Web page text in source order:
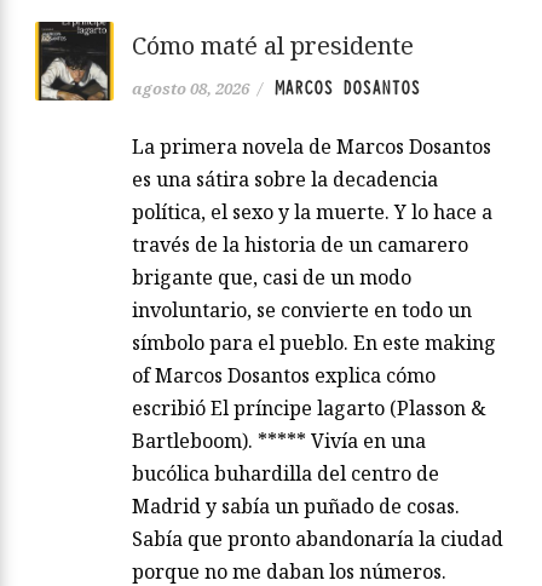
Cómo maté al presidente
agosto 08, 2026 / MARCOS DOSANTOS
La primera novela de Marcos Dosantos
es una sátira sobre la decadencia
política, el sexo y la muerte. Y lo hace a
través de la historia de un camarero
brigante que, casi de un modo
involuntario, se convierte en todo un
símbolo para el pueblo. En este making
of Marcos Dosantos explica cómo
escribió El príncipe lagarto (Plasson &
Bartleboom). ***** Vivía en una
bucólica buhardilla del centro de
Madrid y sabía un puñado de cosas.
Sabía que pronto abandonaría la ciudad
porque no me daban los números.